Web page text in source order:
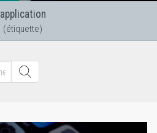
application
(étiquette)